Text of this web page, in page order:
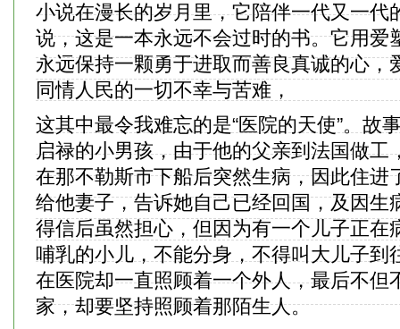
小说在漫长的岁月里，它陪伴一代又一代
说，这是一本永远不会过时的书。它用爱
永远保持一颗勇于进取而善良真诚的心，
同情人民的一切不幸与苦难，
这其中最令我难忘的是“医院的天使”。故
启禄的小男孩，由于他的父亲到法国做工
在那不勒斯市下船后突然生病，因此住进
给他妻子，告诉她自己已经回国，及因生
得信后虽然担心，但因为有一个儿子正在
哺乳的小儿，不能分身，不得叫大儿子到
在医院却一直照顾着一个外人，最后不但
家，却要坚持照顾着那陌生人。